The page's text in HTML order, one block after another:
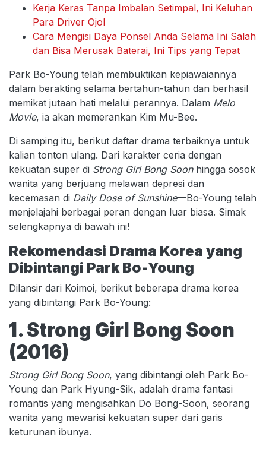
Kerja Keras Tanpa Imbalan Setimpal, Ini Keluhan
Para Driver Ojol
Cara Mengisi Daya Ponsel Anda Selama Ini Salah
dan Bisa Merusak Baterai, Ini Tips yang Tepat
Park Bo-Young telah membuktikan kepiawaiannya
dalam berakting selama bertahun-tahun dan berhasil
memikat jutaan hati melalui perannya. Dalam Melo
Movie, ia akan memerankan Kim Mu-Bee.
Di samping itu, berikut daftar drama terbaiknya untuk
kalian tonton ulang. Dari karakter ceria dengan
kekuatan super di Strong Girl Bong Soonhingga sosok
wanita yang berjuang melawan depresi dan
kecemasan di Daily Dose of Sunshine—Bo-Young telah
menjelajahi berbagai peran dengan luar biasa. Simak
selengkapnya di bawah ini!
Rekomendasi Drama Korea yang
Dibintangi Park Bo-Young
Dilansir dari Koimoi, berikut beberapa drama korea
yang dibintangi Park Bo-Young:
1. Strong Girl Bong Soon
(2016)
Strong Girl Bong Soon, yang dibintangi oleh Park Bo-
Young dan Park Hyung-Sik, adalah drama fantasi
romantis yang mengisahkan Do Bong-Soon, seorang
wanita yang mewarisi kekuatan super dari garis
keturunan ibunya.